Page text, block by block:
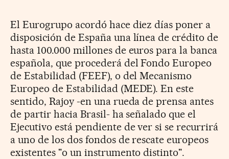
El Eurogrupo acordó hace diez días poner a
disposición de España una línea de crédito de
hasta 100.000 millones de euros para la banca
española, que procederá del Fondo Europeo
de Estabilidad (FEEF), o del Mecanismo
Europeo de Estabilidad (MEDE). En este
sentido, Rajoy -en una rueda de prensa antes
de partir hacia Brasil- ha señalado que el
Ejecutivo está pendiente de ver si se recurrirá
a uno de los dos fondos de rescate europeos
existentes "o un instrumento distinto".